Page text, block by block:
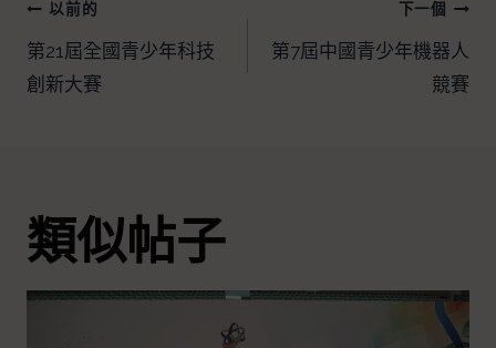
以前的
第21屆全國青少年科技
創新大賽
下一個
第7屆中國青少年機器人
競賽
類似帖子